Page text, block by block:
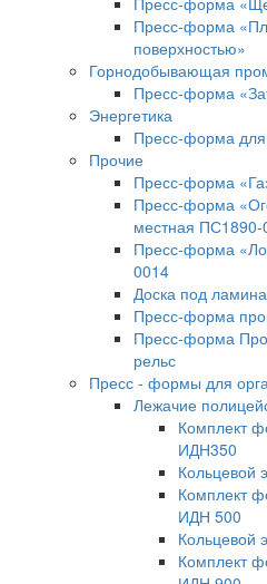
Пресс-форма
поверхностью»
Горнодобывающая
Пресс-форма
Энергетика
Пресс-форма
Прочие
Пресс-форма
Пресс-форма
местная ПС1890-
Пресс-форма
0014
Доска под
Пресс-форма
Пресс-форма
рельс
Пресс - формы для
Лежачие
Комплект
ИДН350
Кольцевой
Комплект
ИДН 500
Кольцевой
Комплект